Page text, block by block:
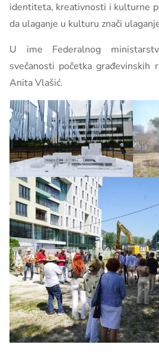
identiteta, kreativnosti i kulturne
da ulaganje u kulturu znači
U ime Federalnog
svečanosti početka građevinskih
Anita Vlašić.